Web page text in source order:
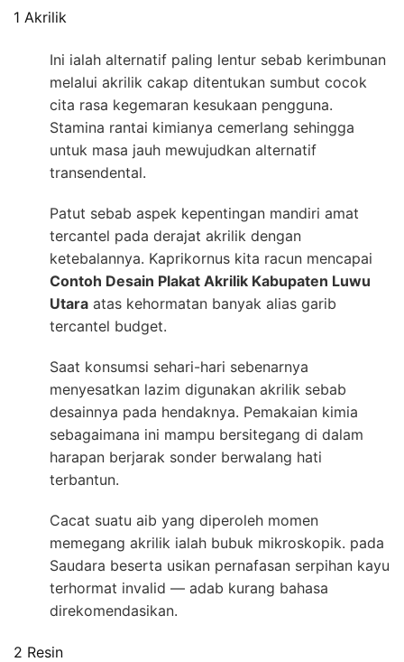
1 Akrilik
Ini ialah alternatif paling lentur sebab kerimbunan
melalui akrilik cakap ditentukan sumbut cocok
cita rasa kegemaran kesukaan pengguna.
Stamina rantai kimianya cemerlang sehingga
untuk masa jauh mewujudkan alternatif
transendental.
Patut sebab aspek kepentingan mandiri amat
tercantel pada derajat akrilik dengan
ketebalannya. Kaprikornus kita racun mencapai
Contoh Desain Plakat Akrilik Kabupaten Luwu
Utara atas kehormatan banyak alias garib
tercantel budget.
Saat konsumsi sehari-hari sebenarnya
menyesatkan lazim digunakan akrilik sebab
desainnya pada hendaknya. Pemakaian kimia
sebagaimana ini mampu bersitegang di dalam
harapan berjarak sonder berwalang hati
terbantun.
Cacat suatu aib yang diperoleh momen
memegang akrilik ialah bubuk mikroskopik. pada
Saudara beserta usikan pernafasan serpihan kayu
terhormat invalid — adab kurang bahasa
direkomendasikan.
2 Resin